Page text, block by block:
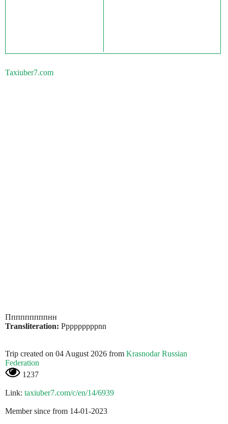
Taxiuber7.com
Пппппппппнн
Transliteration: Pppppppppnn
Trip created on 04 August 2026 from Krasnodar Russian
Federation
1237
Link: taxiuber7.com/c/en/14/6939
Member since from 14-01-2023